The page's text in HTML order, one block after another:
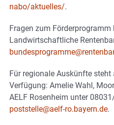
nabo/aktuelles/.
Fragen zum
Landwirtschaftliche
Für regionale Auskünfte steht
Verfügung: Amelie Wahl,
AELF Rosenheim unter
poststelle@aelf-ro.bayern.de.